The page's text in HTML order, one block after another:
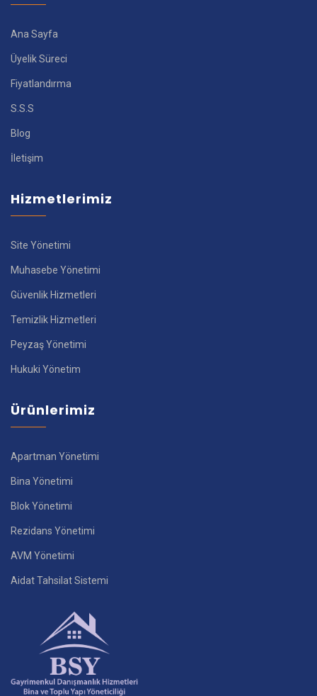
Ana Sayfa
Üyelik Süreci
Fiyatlandırma
S.S.S
Blog
İletişim
Hizmetlerimiz
Site Yönetimi
Muhasebe Yönetimi
Güvenlik Hizmetleri
Temizlik Hizmetleri
Peyzaş Yönetimi
Hukuki Yönetim
Ürünlerimiz
Apartman Yönetimi
Bina Yönetimi
Blok Yönetimi
Rezidans Yönetimi
AVM Yönetimi
Aidat Tahsilat Sistemi